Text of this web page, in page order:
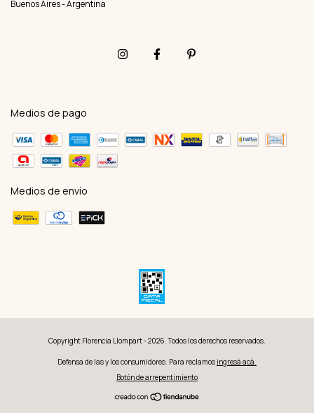
Buenos Aires - Argentina
Medios de pago
Medios de envío
Copyright Florencia Llompart - 2026. Todos los derechos reservados.
Defensa de las y los consumidores. Para reclamos ingresá acá.
Botón de arrepentimiento